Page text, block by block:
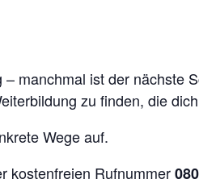
manchmal ist der nächste
zu finden, die
Wege auf.
kostenfreien Rufnummer